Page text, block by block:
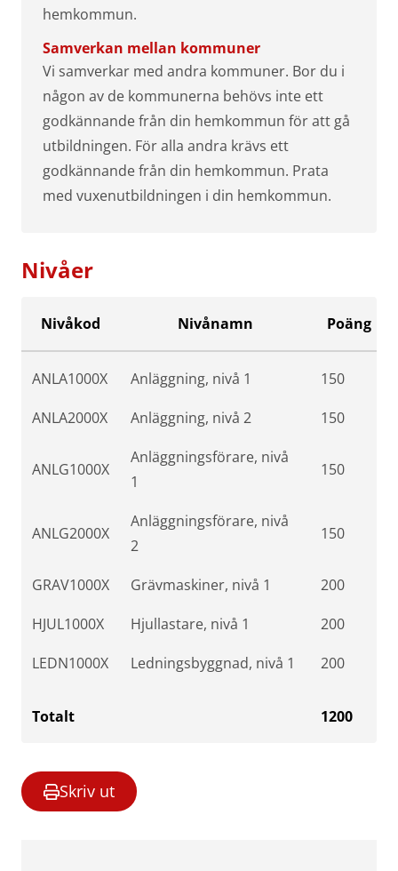
hemkommun.
Samverkan mellan kommuner
Vi samverkar med andra kommuner. Bor du i
någon av de kommunerna behövs inte ett
godkännande från din hemkommun för att gå
utbildningen. För alla andra krävs ett
godkännande från din hemkommun. Prata
med vuxenutbildningen i din hemkommun.
Nivåer
Nivåkod Nivånamn Poäng
ANLA1000X Anläggning, nivå 1
150
ANLA2000X
Anläggning, nivå 2 150
ANLG1000X
Anläggningsförare, nivå
1
150
ANLG2000X
Anläggningsförare, nivå
2
150
GRAV1000X Grävmaskiner, nivå 1
200
HJUL1000X
Hjullastare, nivå 1
200
LEDN1000X
Ledningsbyggnad, nivå 1 200
Totalt 1200
Skriv ut